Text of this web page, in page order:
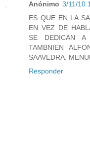
Anónimo 3/11/10
ES QUE EN LA
EN VEZ DE
SE DEDICAN
TAMBNIEN
SAAVEDRA.
Responder